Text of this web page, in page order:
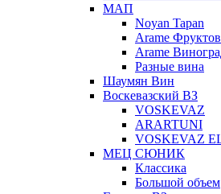
МАП
Noyan Tapan
Arame
Arame
Разные вина
Шаумян Вин
Воскевазский ВЗ
VOSKEVAZ
ARARTUNI
VOSKEVAZ
МЕЦ СЮНИК
Классика
Большой объем